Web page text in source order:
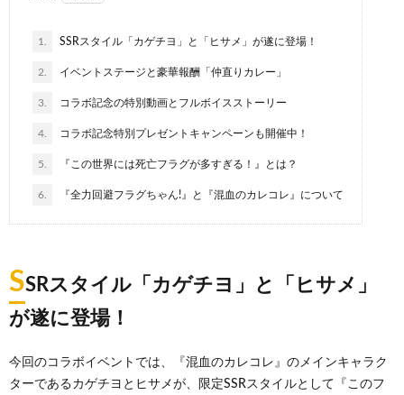
1. SSRスタイル「カゲチヨ」と「ヒサメ」が遂に登場！
2. イベントステージと豪華報酬「仲直りカレー」
3. コラボ記念の特別動画とフルボイスストーリー
4. コラボ記念特別プレゼントキャンペーンも開催中！
5. 『この世界には死亡フラグが多すぎる！』とは？
6. 『全力回避フラグちゃん!』と『混血のカレコレ』について
SSRスタイル「カゲチヨ」と「ヒサメ」
が遂に登場！
今回のコラボイベントでは、『混血のカレコレ』のメインキャラク
ターであるカゲチヨとヒサメが、限定SSRスタイルとして『このフ